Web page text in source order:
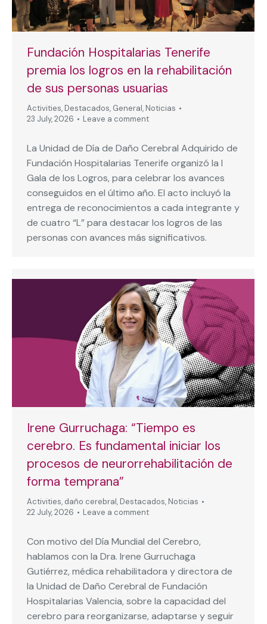
Fundación Hospitalarias Tenerife
premia los logros en la rehabilitación
de sus personas usuarias
Activities, Destacados, General, Noticias
23 July, 2026
Leave a comment
La Unidad de Día de Daño Cerebral Adquirido de
Fundación Hospitalarias Tenerife organizó la I
Gala de los Logros, para celebrar los avances
conseguidos en el último año. El acto incluyó la
entrega de reconocimientos a cada integrante y
de cuatro “L” para destacar los logros de las
personas con avances más significativos.
Irene Gurruchaga: “Tiempo es
cerebro. Es fundamental iniciar los
procesos de neurorrehabilitación de
forma temprana”
Activities, daño cerebral, Destacados, Noticias
22 July, 2026
Leave a comment
Con motivo del Día Mundial del Cerebro,
hablamos con la Dra. Irene Gurruchaga
Gutiérrez, médica rehabilitadora y directora de
la Unidad de Daño Cerebral de Fundación
Hospitalarias Valencia, sobre la capacidad del
cerebro para reorganizarse, adaptarse y seguir